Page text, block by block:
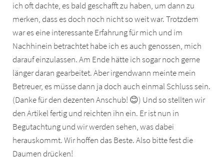
ich oft dachte, es bald geschafft zu haben, um dann zu
merken, dass es doch noch nicht so weit war. Trotzdem
war es eine interessante Erfahrung für mich und im
Nachhinein betrachtet habe ich es auch genossen, mich
darauf einzulassen. Am Ende hätte ich sogar noch gerne
länger daran gearbeitet. Aber irgendwann meinte mein
Betreuer, es müsse dann ja doch auch einmal Schluss sein.
(Danke für den dezenten Anschub! 😊) Und so stellten wir
den Artikel fertig und reichten ihn ein. Er ist nun in
Begutachtung und wir werden sehen, was dabei
herauskommt. Wir hoffen das Beste. Also bitte fest die
Daumen drücken!